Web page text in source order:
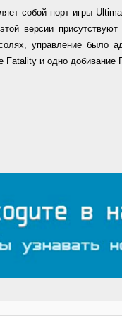
собой порт игры
версии присутствуют
управление было
и одно добивание